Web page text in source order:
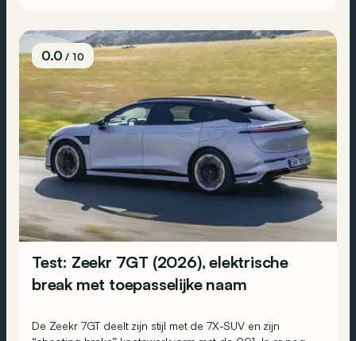
0.0/ 10
Test: Zeekr 7GT (2026), elektrische
break met toepasselijke naam
De Zeekr 7GT deelt zijn stijl met de 7X-SUV en zijn